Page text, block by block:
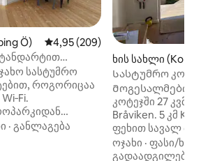
Ö) საშუალო შეფასებაა 5‑დან
4,95 (209)
ყუთი მანქანა)
სასტუმრო
როგორიცაა
და
· განლაგება
ხის სახლი
Სასტუმრო
ზოოპარკთან
Მოგესალმებით
კოტეჯში 27 კვმ
Bråviken. 5 კმ Kolmården ზოოპარკში,
ფეხით სავალ
რესტორნები,
საფეხმავლო
ოჯახი ·ფასი/
გადაადგილება